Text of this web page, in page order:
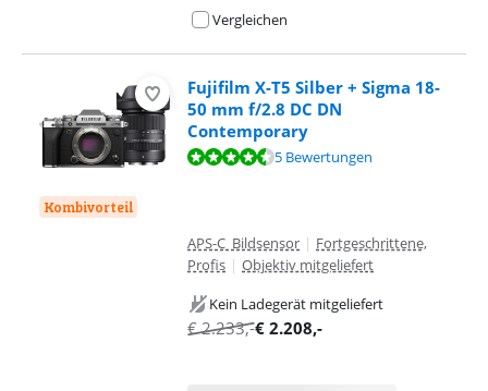
Vergleichen
Kombivorteil
Fujifilm X-T5 Silber + Sigma 18-
50 mm f/2.8 DC DN
Contemporary
Bewertet mit 8,7 von 10, basierend auf 5 Bewertungen.
5 Bewertungen
APS-C Bildsensor | Fortgeschrittene,
Profis | Objektiv mitgeliefert
Kein Ladegerät mitgeliefert
€2.233,-€ 2.208,-